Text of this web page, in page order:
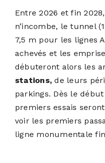
Entre 2026 et fin
n’incombe, le tunnel
7,5 m pour les lignes
achevés et les
débuteront alors les
stations, de leurs
parkings. Dès le
premiers essais
voir les premiers
ligne monumentale